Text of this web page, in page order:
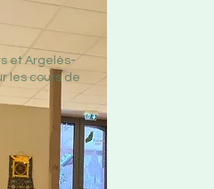
et Argelès-
les cours de